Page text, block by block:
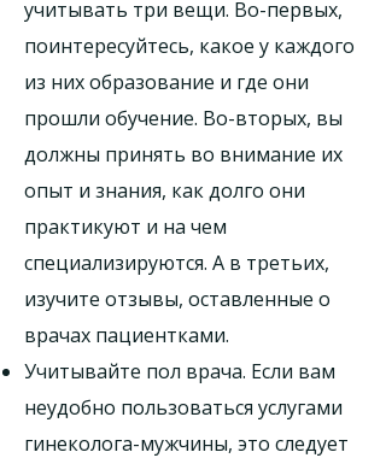
учитывать три вещи. Во-первых,
поинтересуйтесь, какое у каждого
из них образование и где они
прошли обучение. Во-вторых, вы
должны принять во внимание их
опыт и знания, как долго они
практикуют и на чем
специализируются. А в третьих,
изучите отзывы, оставленные о
врачах пациентками.
Учитывайте пол врача. Если вам
неудобно пользоваться услугами
гинеколога-мужчины, это следует